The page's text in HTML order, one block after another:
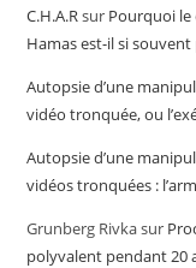
C.H.A.Rsur Pourquoi le
Hamas est-il si souvent
Autopsie d’une
vidéo tronquée, ou
Autopsie d’une
vidéos tronquées :
Grunberg Rivkasur
polyvalent pendant 20